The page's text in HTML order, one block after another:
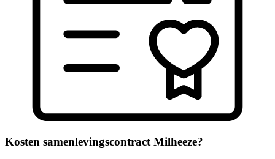
Kosten samenlevingscontract Milheeze?